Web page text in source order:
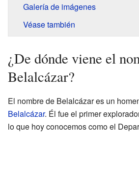
Galería de imágenes
Véase también
¿De dónde viene el
Belalcázar?
El nombre de Belalcázar es un
Belalcázar. Él fue el primer
lo que hoy conocemos como el